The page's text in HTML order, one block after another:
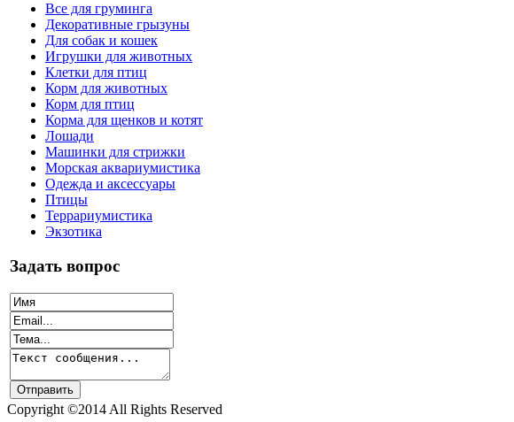
Все для груминга
Декоративные грызуны
Для собак и кошек
Игрушки для животных
Клетки для птиц
Корм для животных
Корм для птиц
Корма для щенков и котят
Лошади
Машинки для стрижки
Морская аквариумистика
Одежда и аксессуары
Птицы
Террариумистика
Экзотика
Задать вопрос
Copyright ©2014 All Rights Reserved